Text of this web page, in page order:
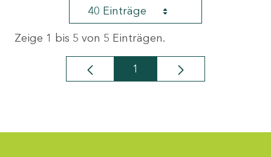
40 Einträge
Zeige 1 bis 5 von 5 Einträgen.
Seite
1